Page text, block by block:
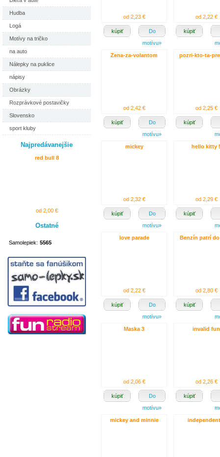
Hudba
Logá
Motívy na tričko
na auto
Nálepky na puklice
nápisy
Obrázky
Rozprávkové postavičky
Slovensko
sport kluby
Najpredávanejšie
red bull 8
od 2,00 €
Ostatné
Samolepiek: 5565
od 2,23 €
kúpiť
Do
motívu»
od 2,22 €
kúpiť
Zena-za-volantom
od 2,42 €
kúpiť
Do
motívu»
pozri-kto-ta-
od 2,25 €
kúpiť
mickey
od 2,32 €
kúpiť
Do
motívu»
hello kitty
od 2,29 €
kúpiť
love parade
od 2,22 €
kúpiť
Do
motívu»
Benzín patrí
od 2,80 €
kúpiť
Maska 3
od 2,06 €
kúpiť
Do
motívu»
invalid fun
od 2,26 €
kúpiť
mickey and minnie